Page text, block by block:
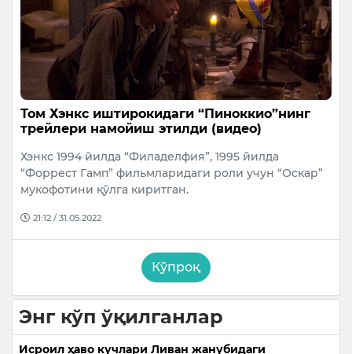
Том Хэнкс иштирокидаги “Пиноккио”нинг
трейлери намойиш этилди (видео)
Хэнкс 1994 йилда “Филаделфия”, 1995 йилда
“Форрест Гамп” фильмларидаги роли учун “Оскар”
мукофотини қўлга киритган.
21:12 / 31.05.2022
Кўпроқ
Энг кўп ўқилганлар
Исроил ҳаво кучлари Ливан жанубидаги